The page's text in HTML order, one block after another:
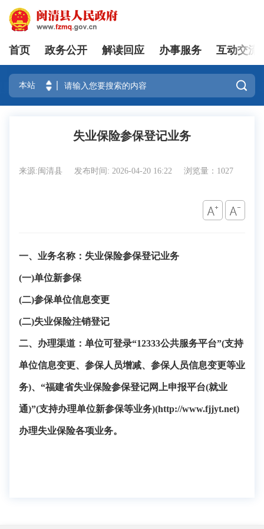
登录
首页 政务公开 解读回应 办事服务 互动交流

失业保险参保登记业务
来源:闽清县 发布时间: 2026-04-20 16:22 浏览量：1027
一、业务名称：失业保险参保登记业务
(一)单位新参保
(二)参保单位信息变更
(二)失业保险注销登记
二、办理渠道：单位可登录“12333公共服务平台”(支持
单位信息变更、参保人员增减、参保人员信息变更等业
务)、“福建省失业保险参保登记网上申报平台(就业
通)”(支持办理单位新参保等业务)(http://www.fjjyt.net)
办理失业保险各项业务。